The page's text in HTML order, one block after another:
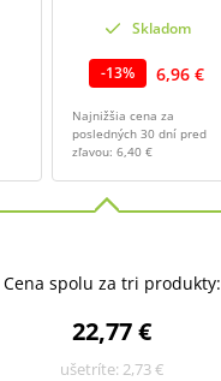
Skladom
-13% 6,96 €
Najnižšia cena za
posledných 30 dní pred
zľavou: 6,40 €
Cena spolu za tri produkty:
22,77 €
ušetríte: 2,73 €